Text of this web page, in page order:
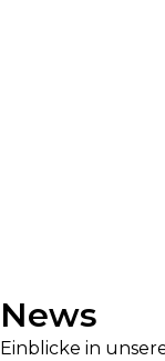
News
Einblicke in